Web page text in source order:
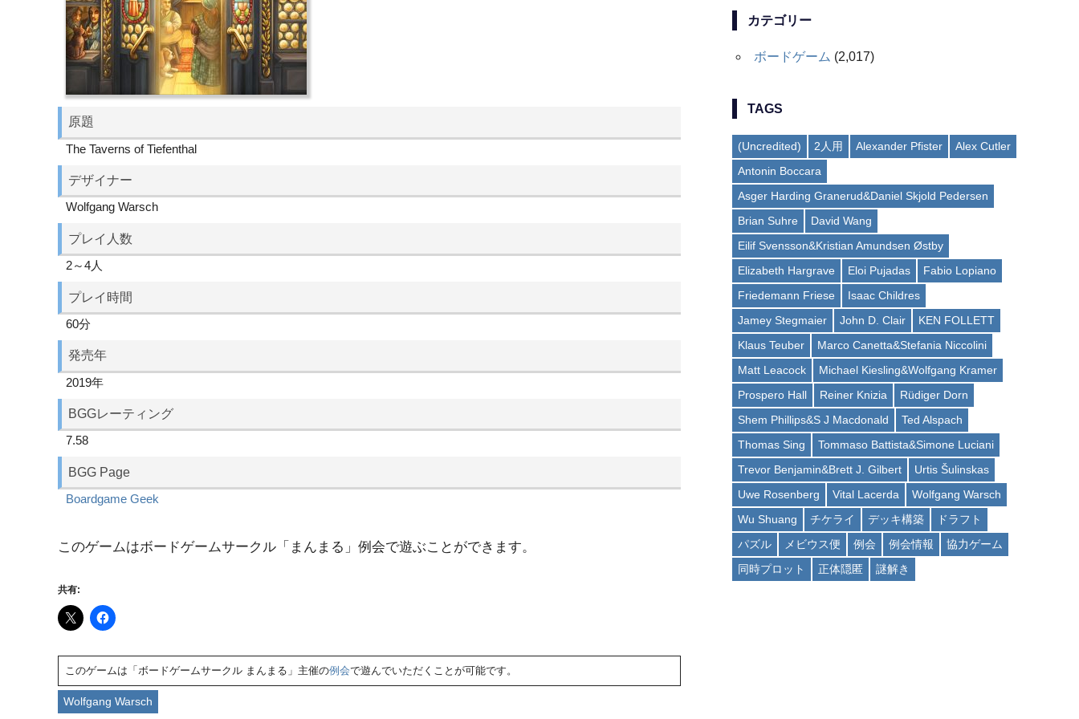
原題
The Taverns of Tiefenthal
デザイナー
Wolfgang Warsch
プレイ人数
2～4人
プレイ時間
60分
発売年
2019年
BGGレーティング
7.58
BGG Page
Boardgame Geek
このゲームはボードゲームサークル「まんまる」例会で遊ぶことができます。
共有:
このゲームは「ボードゲームサークル まんまる」主催の例会で遊んでいただくことが可能です。
Wolfgang Warsch
カテゴリー
ボードゲーム (2,017)
TAGS
(Uncredited) 2人用 Alexander Pfister
Alex Cutler
Antonin Boccara
Asger Harding Granerud&Daniel Skjold Pedersen
Brian Suhre
David Wang
Eilif Svensson&Kristian Amundsen Østby
Elizabeth Hargrave
Eloi Pujadas
Fabio Lopiano
Friedemann Friese
Isaac Childres
Jamey Stegmaier
John D. Clair
KEN FOLLETT
Klaus Teuber
Marco Canetta&Stefania Niccolini
Matt Leacock
Michael Kiesling&Wolfgang Kramer
Prospero Hall
Reiner Knizia
Rüdiger Dorn
Shem Phillips&S J Macdonald
Ted Alspach
Thomas Sing
Tommaso Battista&Simone Luciani
Trevor Benjamin&Brett J. Gilbert
Urtis Šulinskas
Uwe Rosenberg
Vital Lacerda
Wolfgang Warsch
Wu Shuang
チケライ デッキ構築
ドラフト
パズル
メビウス便 例会 例会情報
協力ゲーム
同時プロット
正体隠匿 謎解き